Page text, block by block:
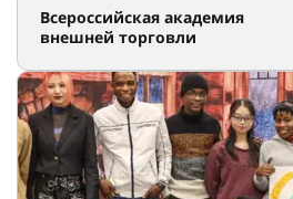
Всероссийская академия
внешней торговли